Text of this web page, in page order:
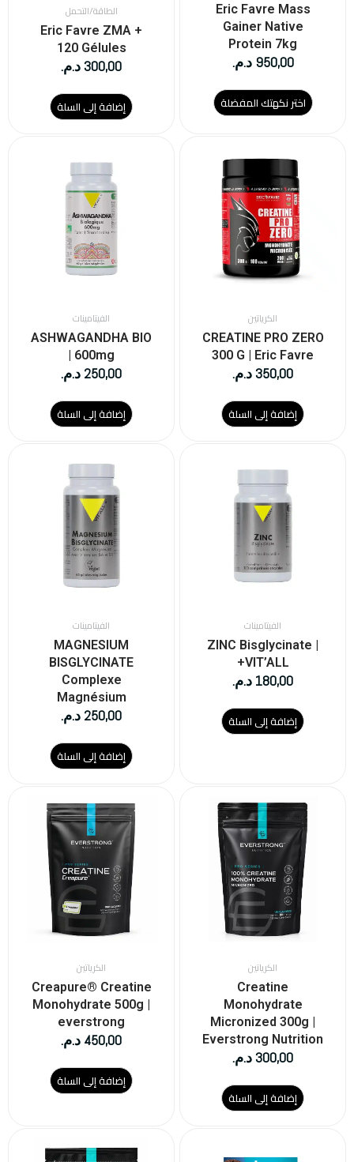
Eric Favre Mass
Gainer Native
Protein 7kg
950,00 د.م.
اختر نكهتك المفضلة
الطاقة/التحمل
Eric Favre ZMA +
120 Gélules
300,00د.م.
إضافة إلى السلة
الكرياتين
CREATINE PRO ZERO
300 G | Eric Favre
350,00د.م.
إضافة إلى السلة
الفيتامينات
ASHWAGANDHA BIO
| 600mg
250,00 د.م.
إضافة إلى السلة
الفيتامينات
ZINC Bisglycinate |
VIT’ALL+
180,00 د.م.
إضافة إلى السلة
الفيتامينات
MAGNESIUM
BISGLYCINATE
Complexe
Magnésium
250,00 د.م.
إضافة إلى السلة
الكرياتين
Creatine
Monohydrate
Micronized 300g |
Everstrong Nutrition
300,00د.م.
إضافة إلى السلة
الكرياتين
Creapure® Creatine
Monohydrate 500g |
everstrong
450,00 د.م.
إضافة إلى السلة